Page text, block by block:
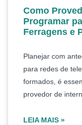
Como
Programar
Ferragens e
Planejar com
para redes de
formados, é
provedor de
LEIA MAIS »